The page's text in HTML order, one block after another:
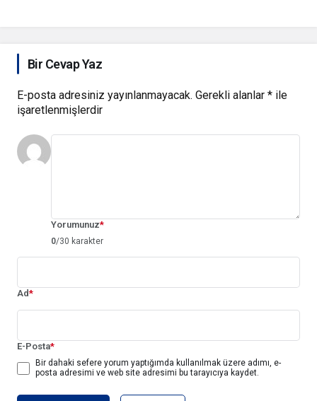
Bir Cevap Yaz
E-posta adresiniz yayınlanmayacak. Gerekli alanlar * ile
işaretlenmişlerdir
Yorumunuz*
0/30 karakter
Ad*
E-Posta*
Bir dahaki sefere yorum yaptığımda kullanılmak üzere adımı, e-
posta adresimi ve web site adresimi bu tarayıcıya kaydet.